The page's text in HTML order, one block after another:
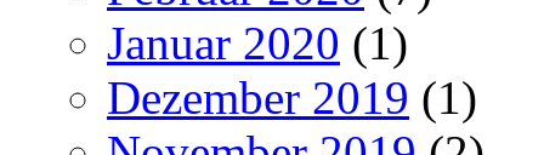
Januar 2020 (1)
Dezember 2019 (1)